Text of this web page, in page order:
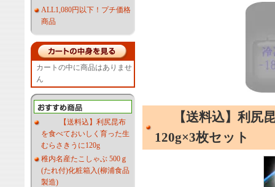
ALL1,080円以下！プチ価格
商品
カートの中に商品はありませ
ん
【送料込】利尻昆布
を食べておいしく育った生
むらさきうに120g
稚内名産たこしゃぶ 500ｇ
(たれ付)化粧箱入(柳浦食品
製造)
【送料込】利
120g×3枚セット